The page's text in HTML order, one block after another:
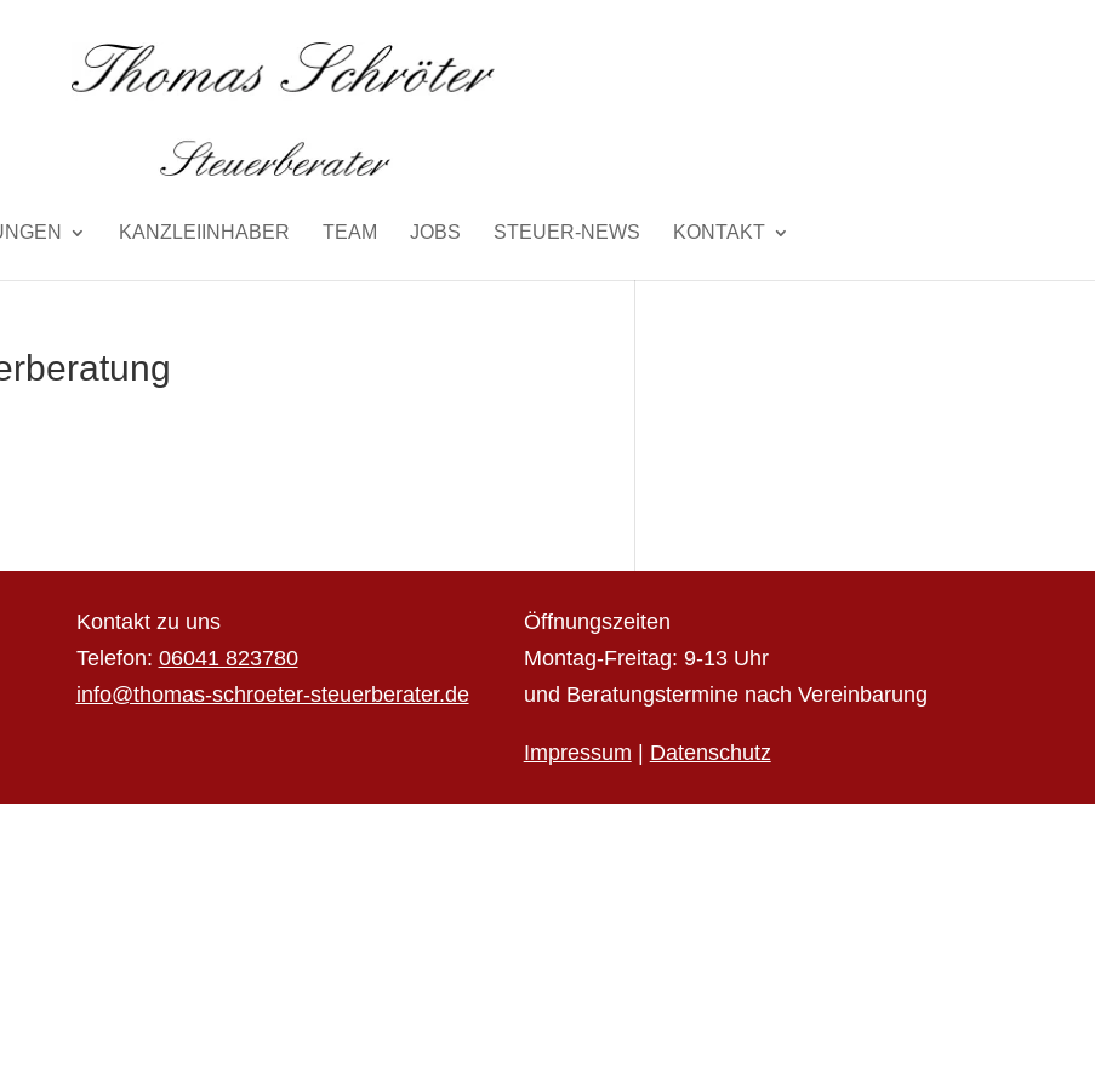
KANZLEIINHABER TEAM JOBS STEUER-NEWS KONTAKT
Kontakt zu uns
Telefon: 06041 823780
info@thomas-schroeter-steuerberater.de
Öffnungszeiten
Montag-Freitag: 9-13 Uhr
und Beratungstermine nach Vereinbarung
Impressum | Datenschutz